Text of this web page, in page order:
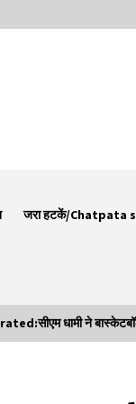
जरा हटकें/Chatpata
धामी ने बास्केटबॉल